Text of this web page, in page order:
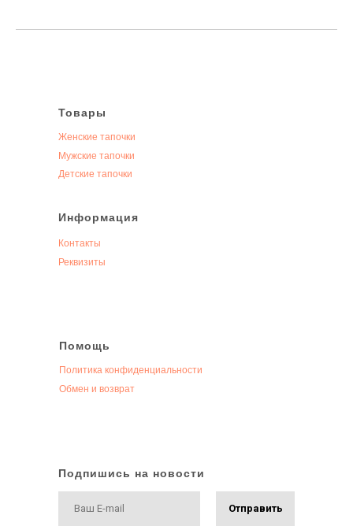
Товары
Женские тапочки
Мужские тапочки
Детские тапочки
Информация
Контакты
Реквизиты
Помощь
Политика конфиденциальности
Обмен и возврат
Отправить
Подпишись на новости